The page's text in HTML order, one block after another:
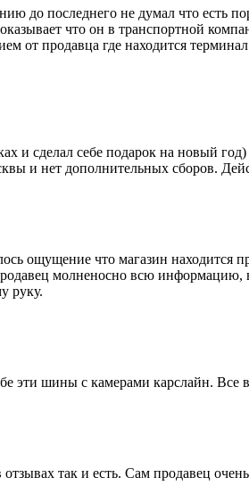
до последнего не думал что есть
что он в транспортной
от продавца где находится
и сделал себе подарок на новый
и нет дополнительных сборов.
ощущение что магазин находится
молненосно всю информацию,
руку.
эти шины с камерами карслайн. Все
так и есть. Сам продавец